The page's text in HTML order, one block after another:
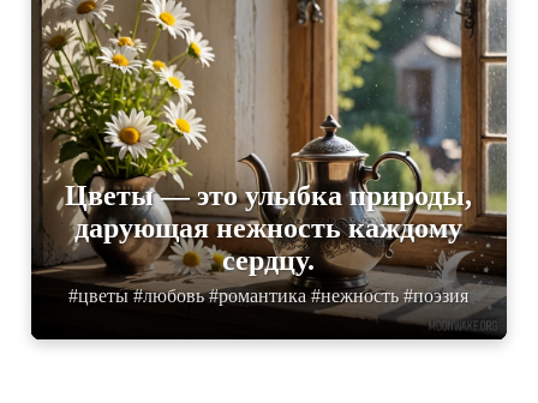
Цветы — это улыбка природы,
дарующая нежность каждому
сердцу.
#цветы #любовь #романтика #нежность #поэзия